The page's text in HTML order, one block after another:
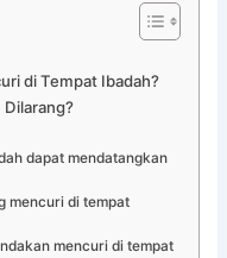
di Tempat Ibadah?
Dilarang?
dapat mendatangkan
mencuri di tempat
mencuri di tempat